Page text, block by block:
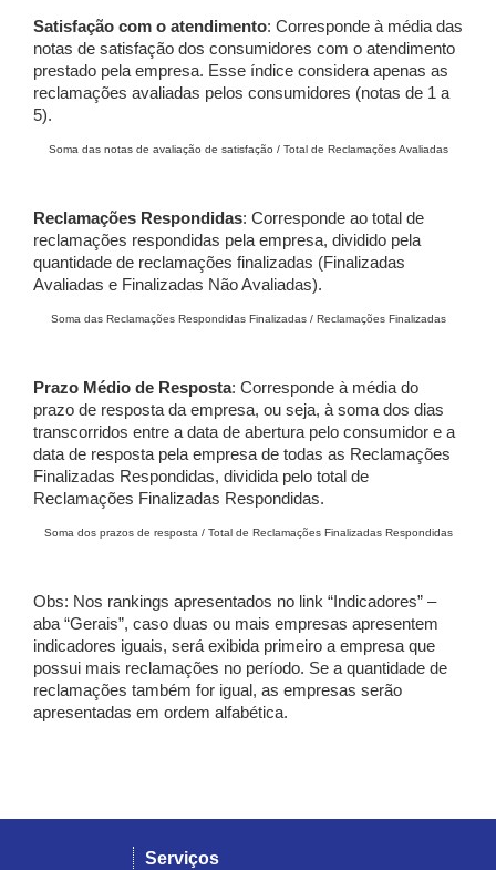
Satisfação com o atendimento: Corresponde à média das
notas de satisfação dos consumidores com o atendimento
prestado pela empresa. Esse índice considera apenas as
reclamações avaliadas pelos consumidores (notas de 1 a
5).
Soma das notas de avaliação de satisfação / Total de Reclamações Avaliadas
Reclamações Respondidas: Corresponde ao total de
reclamações respondidas pela empresa, dividido pela
quantidade de reclamações finalizadas (Finalizadas
Avaliadas e Finalizadas Não Avaliadas).
Soma das Reclamações Respondidas Finalizadas / Reclamações Finalizadas
Prazo Médio de Resposta: Corresponde à média do
prazo de resposta da empresa, ou seja, à soma dos dias
transcorridos entre a data de abertura pelo consumidor e a
data de resposta pela empresa de todas as Reclamações
Finalizadas Respondidas, dividida pelo total de
Reclamações Finalizadas Respondidas.
Soma dos prazos de resposta / Total de Reclamações Finalizadas Respondidas
Obs: Nos rankings apresentados no link “Indicadores” –
aba “Gerais”, caso duas ou mais empresas apresentem
indicadores iguais, será exibida primeiro a empresa que
possui mais reclamações no período. Se a quantidade de
reclamações também for igual, as empresas serão
apresentadas em ordem alfabética.
Serviços